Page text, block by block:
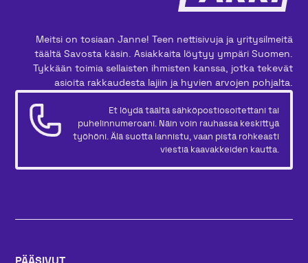
Meitsi on tosiaan Janne! Teen nettisivuja ja yritysilmeitä
täältä Savosta käsin. Asiakkaita löytyy ympäri Suomen.
Tykkään toimia sellaisten ihmisten kanssa, jotka tekevät
asioita rakkaudesta lajiin ja hyvien arvojen pohjalta.
Et löydä täältä sähköpostiosoitettani tai
puhelinnumeroani. Näin voin rauhassa keskittyä
työhöni. Älä suotta lannistu, vaan pistä rohkeasti
viestiä kaavakkeiden kautta.